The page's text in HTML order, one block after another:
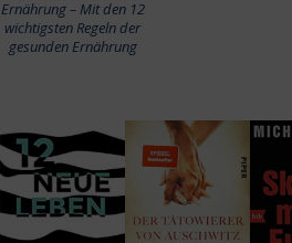
Ernährung – Mit den 12
wichtigsten Regeln der
gesunden Ernährung